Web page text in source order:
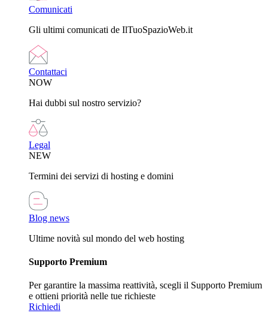
Comunicati
Gli ultimi comunicati de IlTuoSpazioWeb.it
Contattaci
NOW
Hai dubbi sul nostro servizio?
Legal
NEW
Termini dei servizi di hosting e domini
Blog news
Ultime novità sul mondo del web hosting
Supporto Premium
Per garantire la massima reattività, scegli il Supporto Premium
e ottieni priorità nelle tue richieste
Richiedi